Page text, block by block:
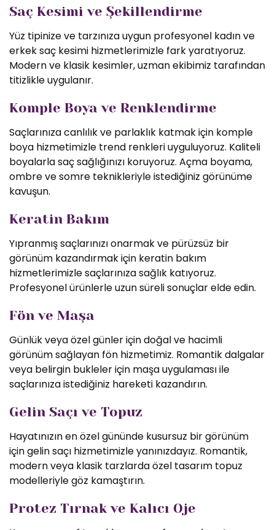
Saç Kesimi ve Şekillendirme
Yüz tipinize ve tarzınıza uygun profesyonel kadın ve
erkek saç kesimi hizmetlerimizle fark yaratıyoruz.
Modern ve klasik kesimler, uzman ekibimiz tarafından
titizlikle uygulanır.
Komple Boya ve Renklendirme
Saçlarınıza canlılık ve parlaklık katmak için komple
boya hizmetimizle trend renkleri uyguluyoruz. Kaliteli
boyalarla saç sağlığınızı koruyoruz. Açma boyama,
ombre ve somre teknikleriyle istediğiniz görünüme
kavuşun.
Keratin Bakım
Yıpranmış saçlarınızı onarmak ve pürüzsüz bir
görünüm kazandırmak için keratin bakım
hizmetlerimizle saçlarınıza sağlık katıyoruz.
Profesyonel ürünlerle uzun süreli sonuçlar elde edin.
Fön ve Maşa
Günlük veya özel günler için doğal ve hacimli
görünüm sağlayan fön hizmetimiz. Romantik dalgalar
veya belirgin bukleler için maşa uygulaması ile
saçlarınıza istediğiniz hareketi kazandırın.
Gelin Saçı ve Topuz
Hayatınızın en özel gününde kusursuz bir görünüm
için gelin saçı hizmetimizle yanınızdayız. Romantik,
modern veya klasik tarzlarda özel tasarım topuz
modelleriyle göz kamaştırın.
Protez Tırnak ve Kalıcı Oje